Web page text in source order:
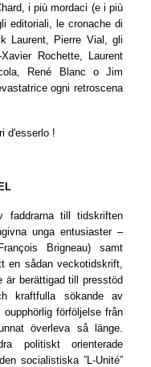
i più mordaci (e i più
editoriali, le cronache di
Laurent, Pierre Vial, gli
Rochette, Laurent
René Blanc o Jim
ogni retroscena
d'esserlo !
faddrarna till tidskriften
unga entusiaster –
Brigneau) samt
en sådan veckotidskrift,
är berättigad till presstöd
kraftfulla sökande av
förföljelse från
överleva så länge.
politiskt orienterade
socialistiska ”L-Unité”